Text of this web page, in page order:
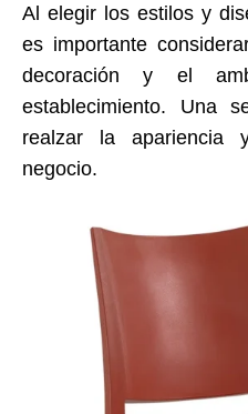
Al elegir los estilos y
es importante
decoración y el
establecimiento. Una
realzar la
negocio.